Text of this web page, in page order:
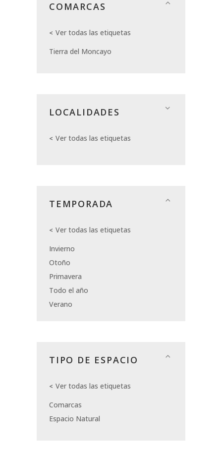
COMARCAS
Ver todas las etiquetas
Tierra del Moncayo
LOCALIDADES
Ver todas las etiquetas
TEMPORADA
Ver todas las etiquetas
Invierno
Otoño
Primavera
Todo el año
Verano
TIPO DE ESPACIO
Ver todas las etiquetas
Comarcas
Espacio Natural